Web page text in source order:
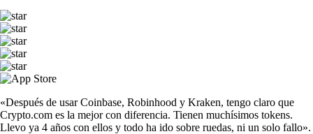
«Después de usar Coinbase, Robinhood y Kraken, tengo claro que
Crypto.com es la mejor con diferencia. Tienen muchísimos tokens.
Llevo ya 4 años con ellos y todo ha ido sobre ruedas, ni un solo fallo».